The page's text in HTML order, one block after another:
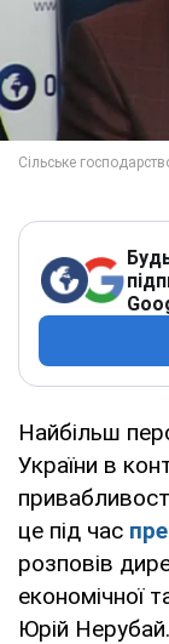
Найбільш
України в
це під час
розповів
економічної
Юрій Нерубай.